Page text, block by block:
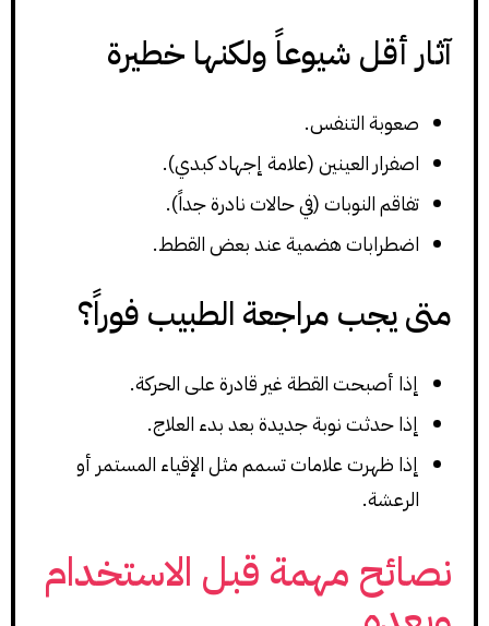
آثار أقل شيوعاً ولكنها خطيرة
صعوبة التنفس.
اصفرار العينين (علامة إجهاد كبدي).
تفاقم النوبات (في حالات نادرة جداً).
اضطرابات هضمية عند بعض القطط.
متى يجب مراجعة الطبيب فوراً؟
إذا أصبحت القطة غير قادرة على الحركة.
إذا حدثت نوبة جديدة بعد بدء العلاج.
إذا ظهرت علامات تسمم مثل الإقياء المستمر أو
الرعشة.
نصائح مهمة قبل الاستخدام